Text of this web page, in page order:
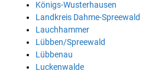
Königs-Wusterhausen
Landkreis Dahme-Spreewald
Lauchhammer
Lübben/Spreewald
Lübbenau
Luckenwalde